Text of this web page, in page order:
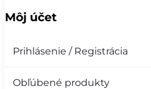
Môj účet
Prihlásenie / Registrácia
Obľúbené produkty